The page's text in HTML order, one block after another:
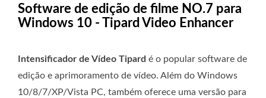
Software de edição de filme NO.7 para
Windows 10 - Tipard Video Enhancer
Intensificador de Vídeo Tipard é o popular software de
edição e aprimoramento de vídeo. Além do Windows
10/8/7/XP/Vista PC, também oferece uma versão para